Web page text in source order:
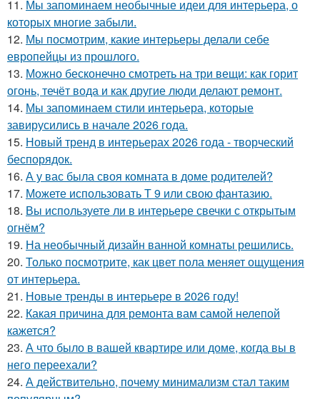
11. Мы запоминаем необычные идеи для интерьера, о
которых многие забыли.
12. Мы посмотрим, какие интерьеры делали себе
европейцы из прошлого.
13. Можно бесконечно смотреть на три вещи: как горит
огонь, течёт вода и как другие люди делают ремонт.
14. Мы запоминаем стили интерьера, которые
завирусились в начале 2026 года.
15. Новый тренд в интерьерах 2026 года - творческий
беспорядок.
16. А у вас была своя комната в доме родителей?
17. Можете использовать Т 9 или свою фантазию.
18. Вы используете ли в интерьере свечки с открытым
огнём?
19. На необычный дизайн ванной комнаты решились.
20. Только посмотрите, как цвет пола меняет ощущения
от интерьера.
21. Новые тренды в интерьере в 2026 году!
22. Какая причина для ремонта вам самой нелепой
кажется?
23. А что было в вашей квартире или доме, когда вы в
него переехали?
24. А действительно, почему минимализм стал таким